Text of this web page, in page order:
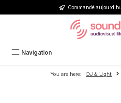
Passer au contenu principal
Commandé
Navigation
You are here: DJ & Light